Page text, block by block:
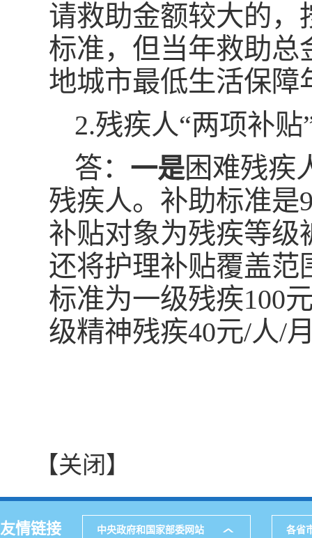
请救助金额较大的，
标准，但当年救助总
地城市最低生活保障
2.残疾人“两项补贴
答： 一是困难残疾
残疾人。补助标准是
补贴对象为残疾等级
还将护理补贴覆盖范
标准为一级残疾100
级精神残疾40元/人/
【关闭】
友情链接 中央政府和国家部委网站 各省